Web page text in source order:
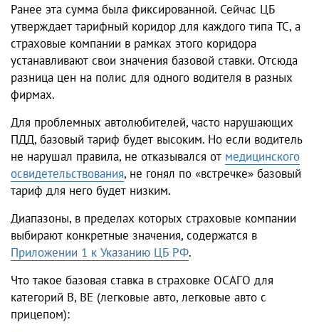
Ранее эта сумма была фиксированной. Сейчас ЦБ
утверждает тарифный коридор для каждого типа ТС, а
страховые компании в рамках этого коридора
устанавливают свои значения базовой ставки. Отсюда
разница цен на полис для одного водителя в разных
фирмах.
Для проблемных автолюбителей, часто нарушающих
ПДД, базовый тариф будет высоким. Но если водитель
не нарушал правила, не отказывался от медицинского
освидетельствования, не гонял по «встречке» базовый
тариф для него будет низким.
Диапазоны, в пределах которых страховые компании
выбирают конкретные значения, содержатся в
Приложении 1 к Указанию ЦБ РФ.
Что такое базовая ставка в страховке ОСАГО для
категорий В, ВЕ (легковые авто, легковые авто с
прицепом):